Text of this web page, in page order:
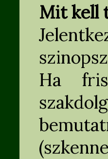
Mit kell
Ha